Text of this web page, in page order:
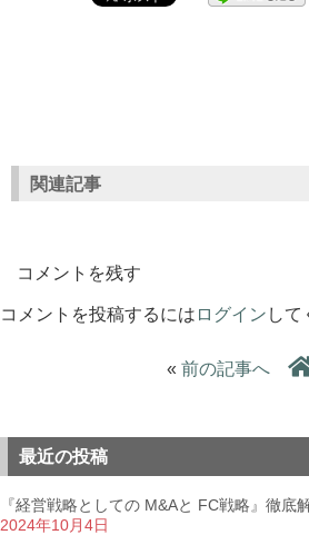
関連記事
コメントを残す
コメントを投稿するには ログイン して
« 前の記事へ
最近の投稿
『経営戦略としての M&Aと FC戦略』徹底
2024年10月4日